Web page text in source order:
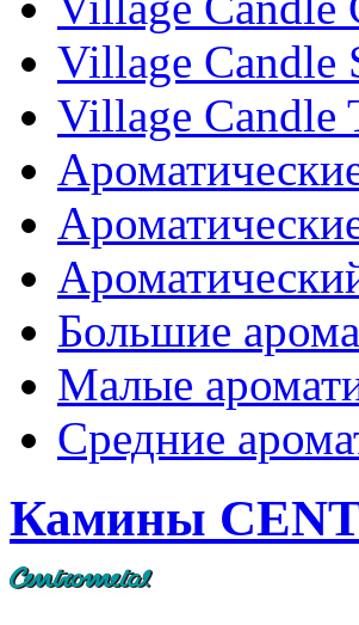
Village Candle
Village
Большие
Малые
Средние
Камины